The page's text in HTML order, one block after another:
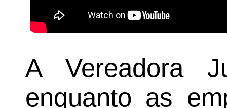
A Vereadora
enquanto as